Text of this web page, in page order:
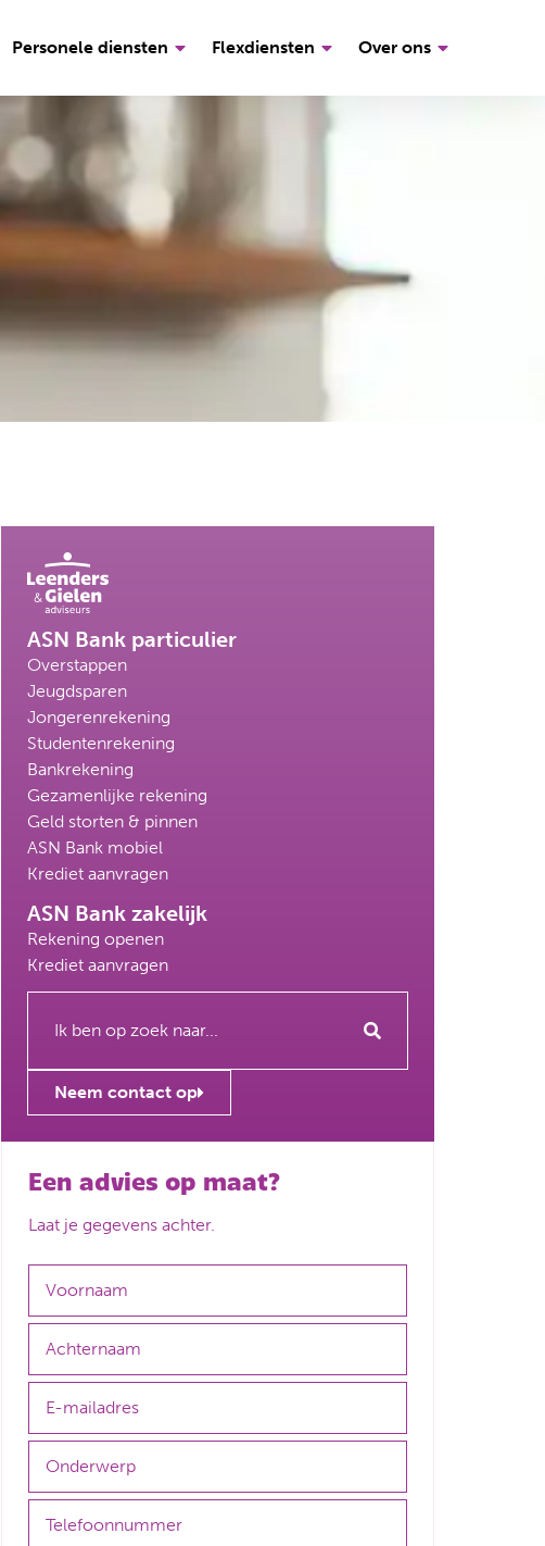
Personele diensten Flexdiensten Over ons
ASN Bank particulier
Overstappen
Jeugdsparen
Jongerenrekening
Studentenrekening
Bankrekening
Gezamenlijke rekening
Geld storten & pinnen
ASN Bank mobiel
Krediet aanvragen
ASN Bank zakelijk
Rekening openen
Krediet aanvragen
Neem contact op
Een advies op maat?
Laat je gegevens achter.